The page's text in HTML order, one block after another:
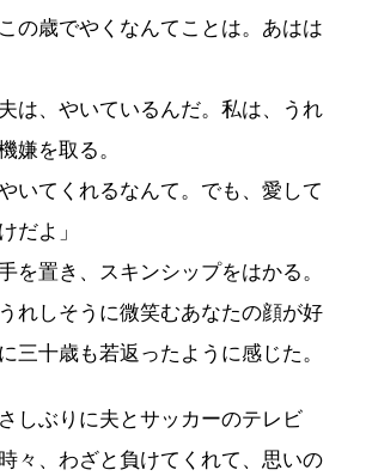
の歳でやくなんてことは。あはは
は、やいているんだ。私は、うれ
嫌を取る。
いてくれるなんて。でも、愛して
だよ」
を置き、スキンシップをはかる。
れしそうに微笑むあなたの顔が好
三十歳も若返ったように感じた。
しぶりに夫とサッカーのテレビ
々、わざと負けてくれて、思いの